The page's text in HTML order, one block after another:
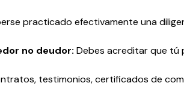
practicado efectivamente una
no deudor: Debes acreditar que tú
testimonios, certificados de